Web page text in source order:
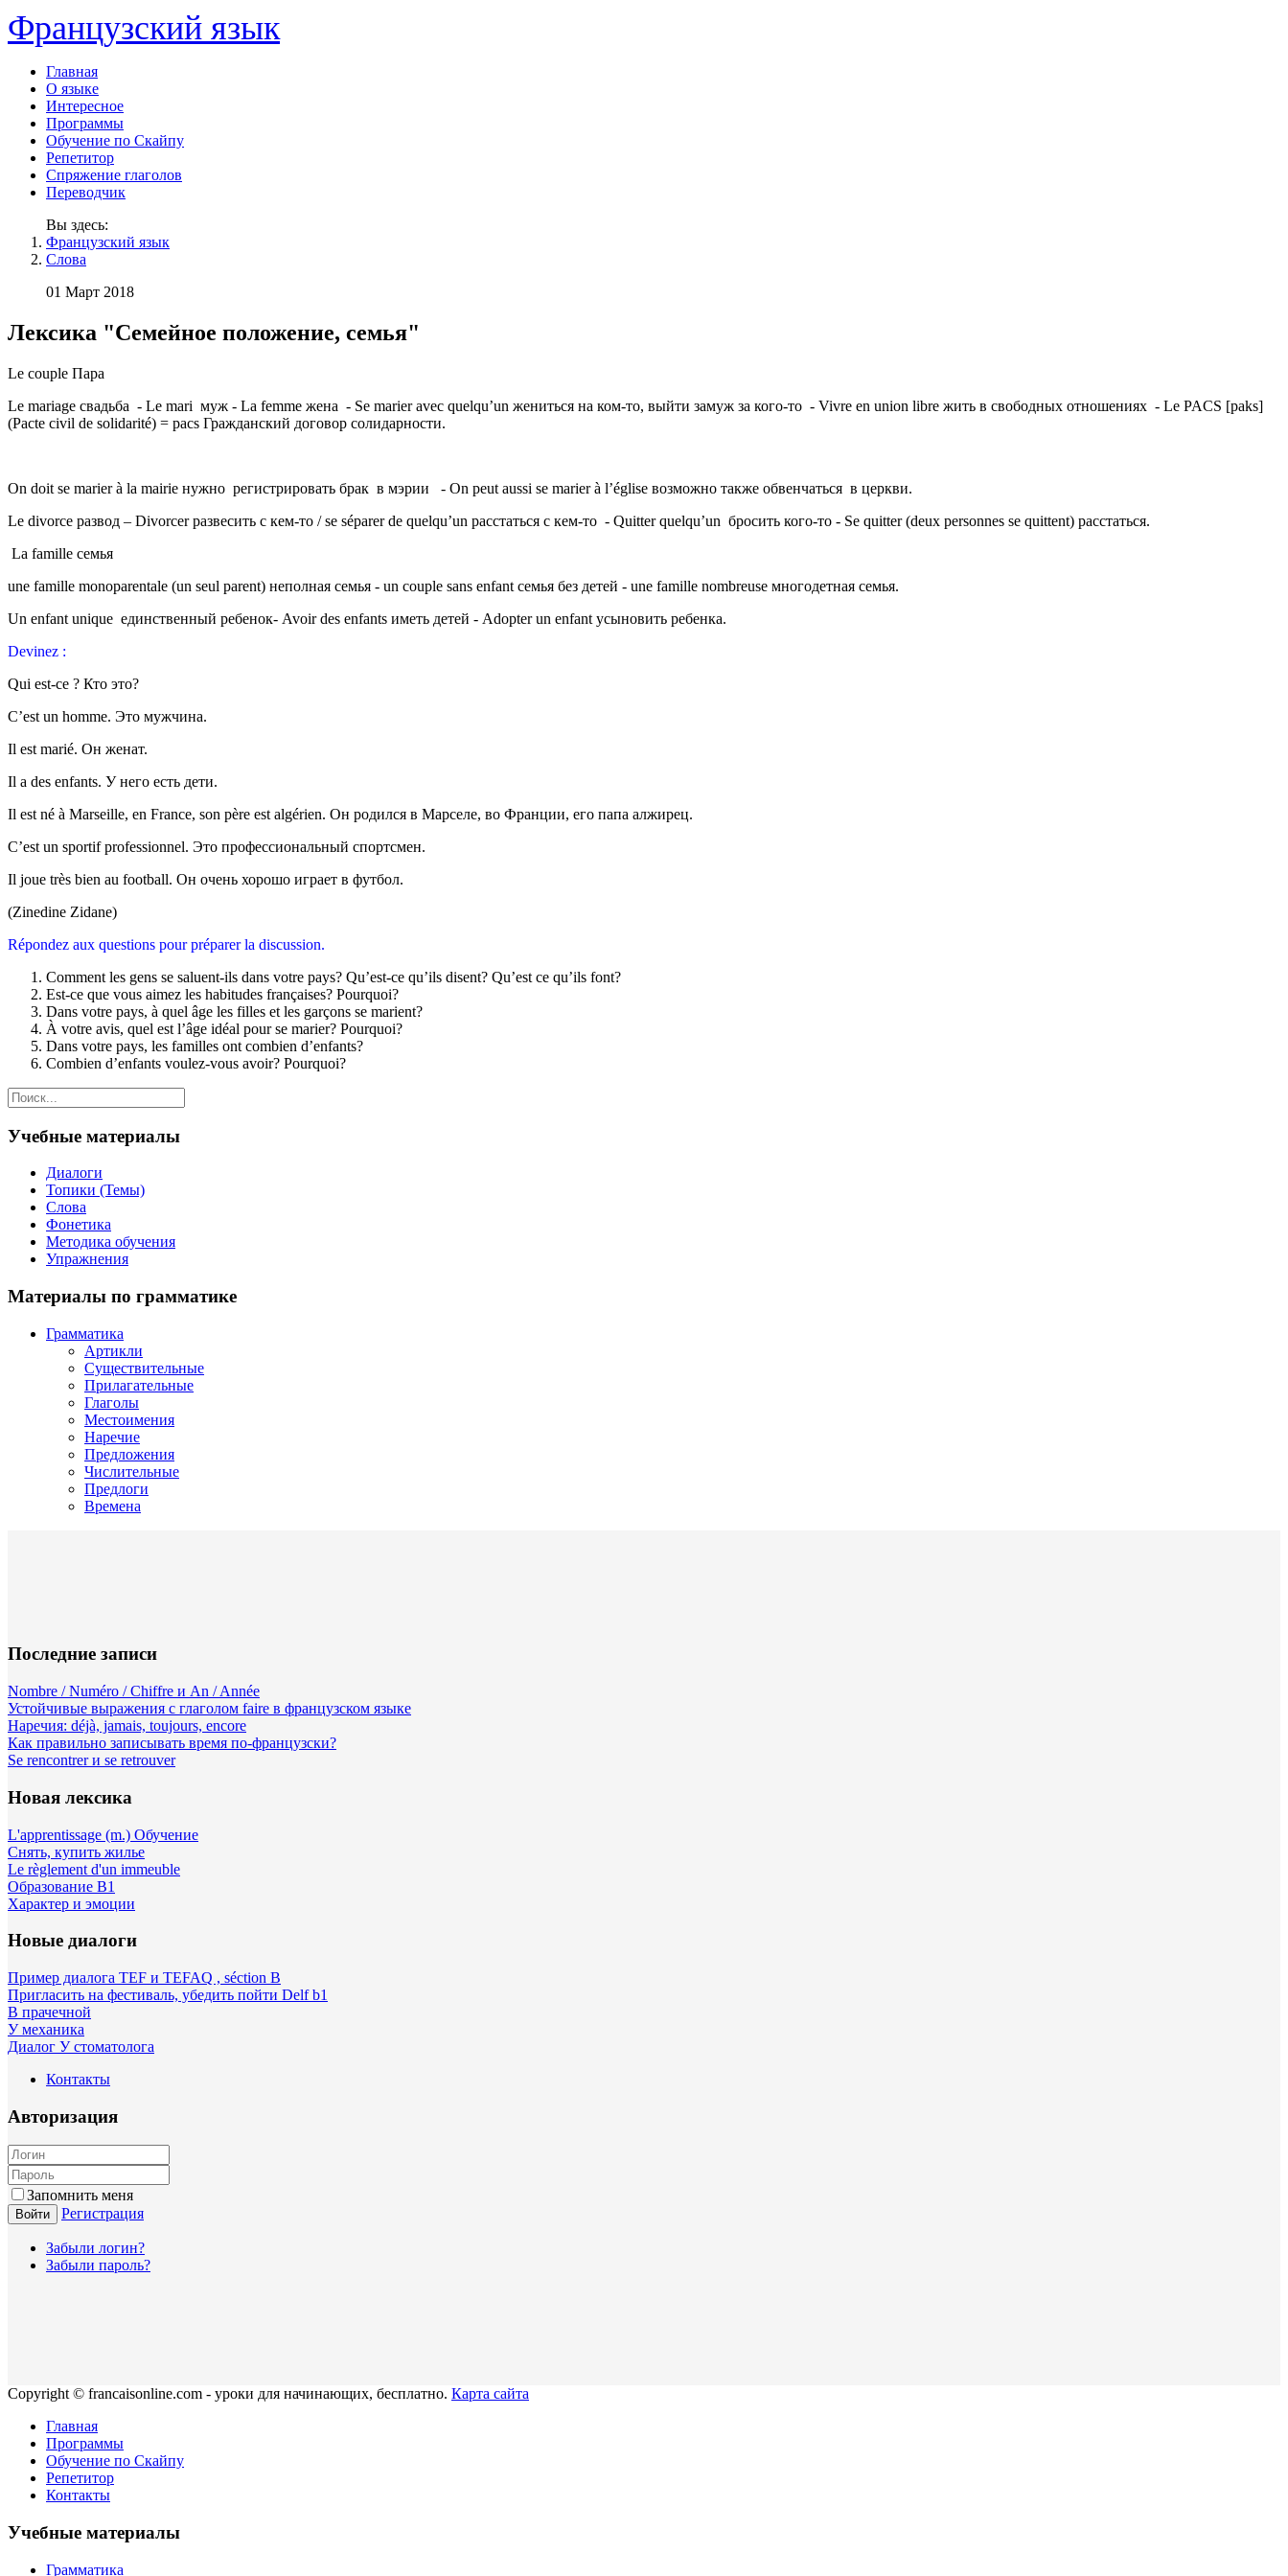
Французский язык
Главная
О языке
Интересное
Программы
Обучение по Скайпу
Репетитор
Спряжение глаголов
Переводчик
Вы здесь:
Французский язык
Слова
01 Март 2018
Лексика "Семейное положение, семья"
Le couple Пара
Le mariage свадьба - Le mari муж - La femme жена - Se marier avec quelqu’un жениться на ком-то, выйти замуж за кого-то - Vivre en union libre жить в свободных отношениях - Le PACS [paks]
(Pacte civil de solidarité) = pacs Гражданский договор солидарности.
On doit se marier à la mairie нужно регистрировать брак в мэрии - On peut aussi se marier à l’église возможно также обвенчаться в церкви.
Le divorce развод – Divorcer развесить с кем-то / se séparer de quelqu’un расстаться с кем-то - Quitter quelqu’un бросить кого-то - Se quitter (deux personnes se quittent) расстаться.
La famille семья
une famille monoparentale (un seul parent) неполная семья - un couple sans enfant семья без детей - une famille nombreuse многодетная семья.
Un enfant unique единственный ребенок- Avoir des enfants иметь детей - Adopter un enfant усыновить ребенка.
Devinez :
Qui est-ce ? Кто это?
C’est un homme. Это мужчина.
Il est marié. Он женат.
Il a des enfants. У него есть дети.
Il est né à Marseille, en France, son père est algérien. Он родился в Марселе, во Франции, его папа алжирец.
C’est un sportif professionnel. Это профессиональный спортсмен.
Il joue très bien au football. Он очень хорошо играет в футбол.
(Zinedine Zidane)
Répondez aux questions pour préparer la discussion.
Comment les gens se saluent-ils dans votre pays? Qu’est-ce qu’ils disent? Qu’est ce qu’ils font?
Est-ce que vous aimez les habitudes françaises? Pourquoi?
Dans votre pays, à quel âge les filles et les garçons se marient?
À votre avis, quel est l’âge idéal pour se marier? Pourquoi?
Dans votre pays, les familles ont combien d’enfants?
Combien d’enfants voulez-vous avoir? Pourquoi?
Учебные материалы
Диалоги
Топики (Темы)
Слова
Фонетика
Методика обучения
Упражнения
Материалы по грамматике
Грамматика
Артикли
Существительные
Прилагательные
Глаголы
Местоимения
Наречие
Предложения
Числительные
Предлоги
Времена
Последние записи
Nombre / Numéro / Chiffre и An / Année
Устойчивые выражения с глаголом faire в французском языке
Наречия: déjà, jamais, toujours, encore
Как правильно записывать время по-французски?
Se rencontrer и se retrouver
Новая лексика
L'apprentissage (m.) Обучение
Снять, купить жилье
Le règlement d'un immeuble
Образование B1
Характер и эмоции
Новые диалоги
Пример диалога TEF и TEFAQ , séction B
Пригласить на фестиваль, убедить пойти Delf b1
В прачечной
У механика
Диалог У стоматолога
Контакты
Авторизация
Запомнить меня
Войти Регистрация
Забыли логин?
Забыли пароль?
Copyright © francaisonline.com - уроки для начинающих, бесплатно. Карта сайта
Главная
Программы
Обучение по Скайпу
Репетитор
Контакты
Учебные материалы
Грамматика